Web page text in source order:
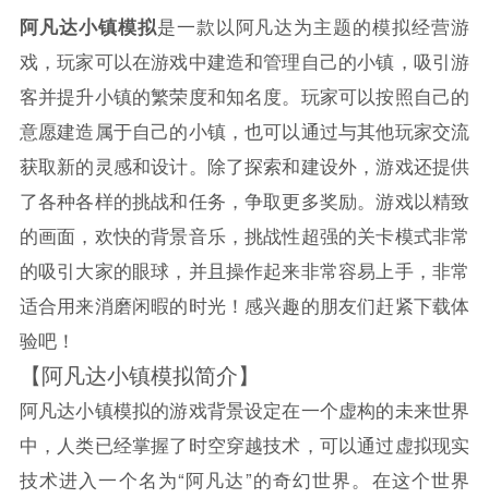
阿凡达小镇模拟是一款以阿凡达为主题的模拟经营游
戏，玩家可以在游戏中建造和管理自己的小镇，吸引游
客并提升小镇的繁荣度和知名度。玩家可以按照自己的
意愿建造属于自己的小镇，也可以通过与其他玩家交流
获取新的灵感和设计。除了探索和建设外，游戏还提供
了各种各样的挑战和任务，争取更多奖励。游戏以精致
的画面，欢快的背景音乐，挑战性超强的关卡模式非常
的吸引大家的眼球，并且操作起来非常容易上手，非常
适合用来消磨闲暇的时光！感兴趣的朋友们赶紧下载体
验吧！
【阿凡达小镇模拟简介】
阿凡达小镇模拟的游戏背景设定在一个虚构的未来世界
中，人类已经掌握了时空穿越技术，可以通过虚拟现实
技术进入一个名为“阿凡达”的奇幻世界。在这个世界